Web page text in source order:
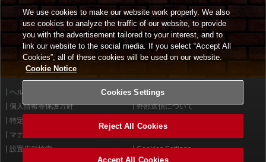
ヘルプ
利用規約
個人情報等保護方針
外部送信について
特定商取引法に基づく表示
マナー＆ルール
設置店舗検索
Cookies Settings
We use cookies to make our website work properly. We also
use cookies to analyze the traffic of our website, to provide
you with the advertisement tailored to your interest, and to
link our website to the social media. If you select “Accept All
Cookies”, all of these cookies will be used on our website.
Cookie Notice
Cookies Settings
Reject All Cookies
Accept All Cookies